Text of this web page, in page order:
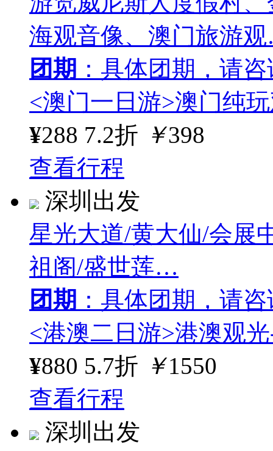
海观音像、澳门旅游
团期 ：具体团期，请
<澳门一日游>澳门纯
¥288 7.2折 ￥398
查看行程
深圳出发
星光大道/黄大仙/会展
祖阁/盛世莲…
团期 ：具体团期，请
<港澳二日游>港澳观
¥880 5.7折 ￥1550
查看行程
深圳出发